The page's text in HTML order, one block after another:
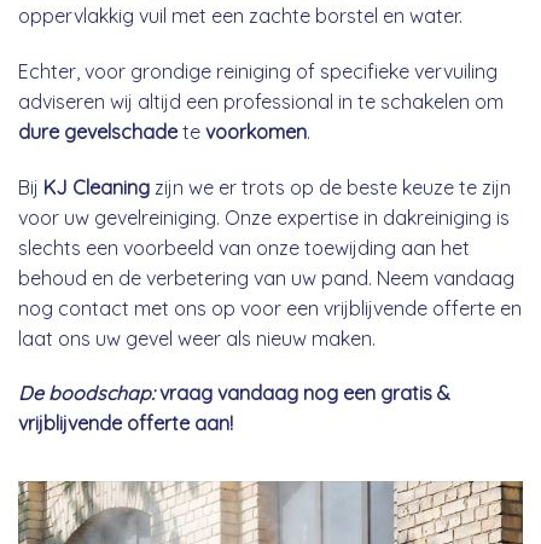
oppervlakkig vuil met een zachte borstel en water.
Echter, voor grondige reiniging of specifieke vervuiling
adviseren wij altijd een professional in te schakelen om
dure gevelschadete voorkomen.
Bij KJ Cleaning zijn we er trots op de beste keuze te zijn
voor uw gevelreiniging. Onze expertise in dakreiniging is
slechts een voorbeeld van onze toewijding aan het
behoud en de verbetering van uw pand. Neem vandaag
nog contact met ons op voor een vrijblijvende offerte en
laat ons uw gevel weer als nieuw maken.
De boodschap:vraag vandaag nog een gratis &
vrijblijvende offerte aan!